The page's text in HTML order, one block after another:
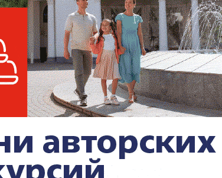
сыграл за сборную СССР в возрасте 17 лет,
Мичков, отличившись в матче против
самым молодым автором заброшенной
по хоккею. Он сделал это в возрасте 16
также превзойдя достижение Овечкина.
России Зубов оценил
первую победу на МЧМ-2022